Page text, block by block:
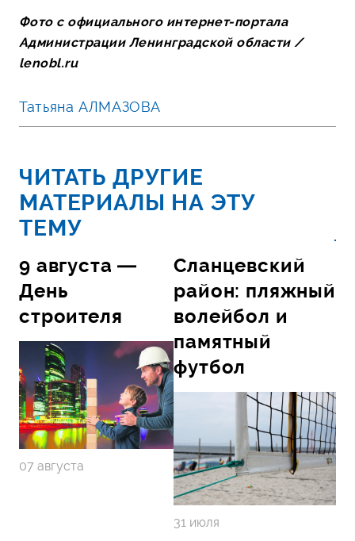
Фото с официального интернет-портала
Администрации Ленинградской области /
lenobl.ru
Татьяна АЛМАЗОВА
ЧИТАТЬ ДРУГИЕ
МАТЕРИАЛЫ НА ЭТУ
ТЕМУ
9 августа —
День
строителя
07 августа
Сланцевский
район: пляжный
волейбол и
памятный
футбол
31 июля